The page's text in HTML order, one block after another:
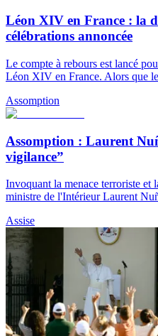
Léon XIV en France : la
célébrations annoncée
Le compte à rebours est lancé
Léon XIV en France. Alors que
Assomption
Assomption : Laurent
vigilance”
Invoquant la menace terroriste et
ministre de l'Intérieur Laurent
Assise